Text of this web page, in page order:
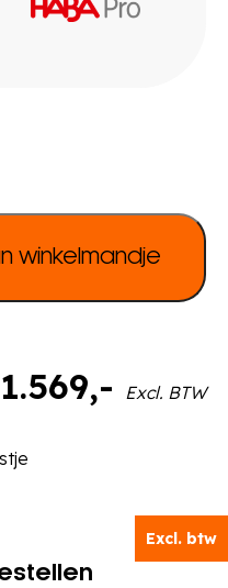
Excl. btw
winkelmandje
1.569,- Excl. BTW